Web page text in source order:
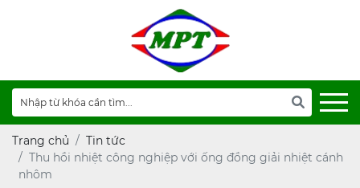
Trang chủ
Tin tức
Thu hồi nhiệt công nghiệp với ống đồng giải nhiệt cánh
nhôm